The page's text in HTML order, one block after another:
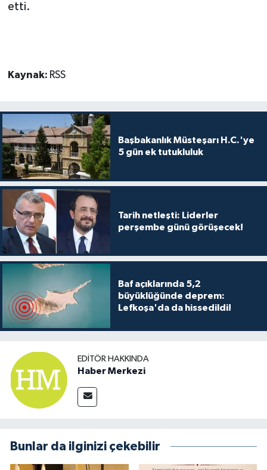
etti.
Kaynak: RSS
Başbakanlık Müsteşarı H.C.'ye
5 gün ek tutukluluk
Tarih netleşti: Liderler
perşembe günü görüşecek!
Baf açıklarında 5,2
büyüklüğünde deprem:
Lefkoşa'da da hissedildi!
EDITÖR HAKKINDA
Haber Merkezi
Bunlar da ilginizi çekebilir
SPOR
TATLISU
TEKNOLOJİ
TİCARET
YAŞAM